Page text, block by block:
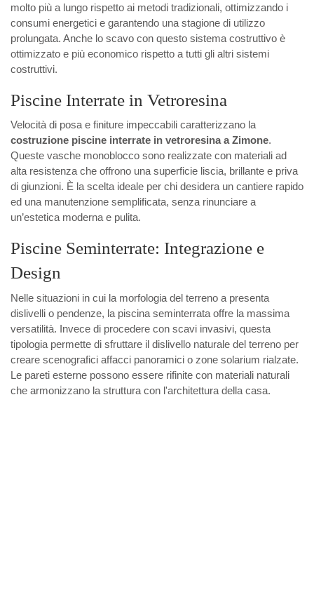
molto più a lungo rispetto ai metodi tradizionali, ottimizzando i
consumi energetici e garantendo una stagione di utilizzo
prolungata. Anche lo scavo con questo sistema costruttivo è
ottimizzato e più economico rispetto a tutti gli altri sistemi
costruttivi.
Piscine Interrate in Vetroresina
Velocità di posa e finiture impeccabili caratterizzano la
costruzione piscine interrate in vetroresina a Zimone.
Queste vasche monoblocco sono realizzate con materiali ad
alta resistenza che offrono una superficie liscia, brillante e priva
di giunzioni. È la scelta ideale per chi desidera un cantiere rapido
ed una manutenzione semplificata, senza rinunciare a
un’estetica moderna e pulita.
Piscine Seminterrate: Integrazione e
Design
Nelle situazioni in cui la morfologia del terreno a presenta
dislivelli o pendenze, la piscina seminterrata offre la massima
versatilità. Invece di procedere con scavi invasivi, questa
tipologia permette di sfruttare il dislivello naturale del terreno per
creare scenografici affacci panoramici o zone solarium rialzate.
Le pareti esterne possono essere rifinite con materiali naturali
che armonizzano la struttura con l'architettura della casa.